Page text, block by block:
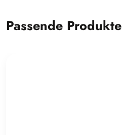
Passende Produkte